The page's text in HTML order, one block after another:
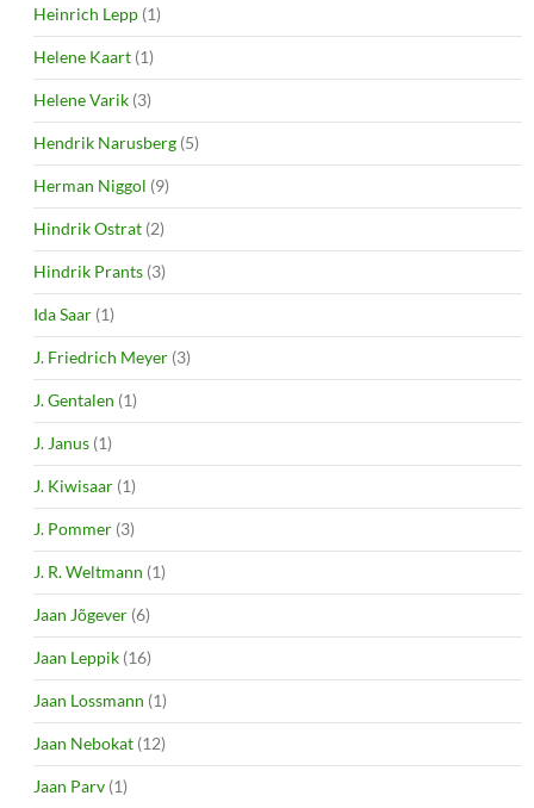
Heinrich Lepp (1)
Helene Kaart (1)
Helene Varik (3)
Hendrik Narusberg (5)
Herman Niggol (9)
Hindrik Ostrat (2)
Hindrik Prants (3)
Ida Saar (1)
J. Friedrich Meyer (3)
J. Gentalen (1)
J. Janus (1)
J. Kiwisaar (1)
J. Pommer (3)
J. R. Weltmann (1)
Jaan Jõgever (6)
Jaan Leppik (16)
Jaan Lossmann (1)
Jaan Nebokat (12)
Jaan Parv (1)